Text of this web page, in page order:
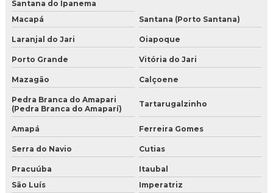
Santana do Ipanema
Macapá
Santana (Porto Santana)
Laranjal do Jari Oiapoque
Porto Grande Vitória do Jari
Mazagão Calçoene
Pedra Branca do Amapari
(Pedra Branca do Amaparí)
Tartarugalzinho
Amapá Ferreira Gomes
Serra do Navio Cutias
Pracuúba
Itaubal
São Luís
Imperatriz